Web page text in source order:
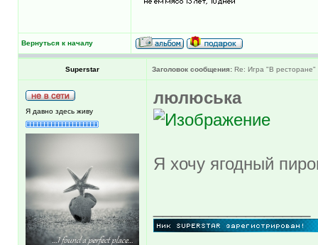
Вернуться к началу
Superstar Заголовок сообщения: Re: Игра "В ресторане"
Я давно здесь живу
люлюська
Я хочу ягодный